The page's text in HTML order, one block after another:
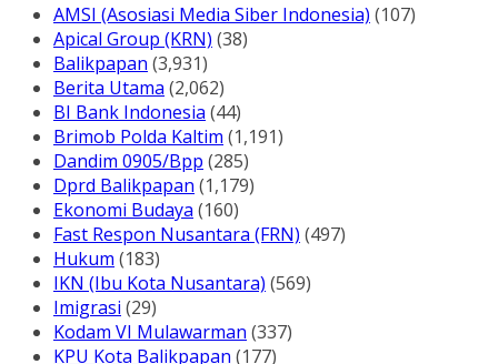
AMSI (Asosiasi Media Siber Indonesia) (107)
Apical Group (KRN) (38)
Balikpapan (3,931)
Berita Utama (2,062)
BI Bank Indonesia (44)
Brimob Polda Kaltim (1,191)
Dandim 0905/Bpp (285)
Dprd Balikpapan (1,179)
Ekonomi Budaya (160)
Fast Respon Nusantara (FRN) (497)
Hukum (183)
IKN (Ibu Kota Nusantara) (569)
Imigrasi (29)
Kodam VI Mulawarman (337)
KPU Kota Balikpapan (177)